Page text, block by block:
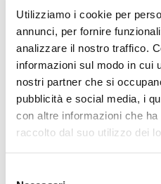
Utilizziamo i cookie per
annunci, per fornire
analizzare il nostro traffico.
informazioni sul modo in cui
nostri partner che si
pubblicità e social media, i
con altre informazioni che
raccolto dal suo utilizzo dei
06/08/2026